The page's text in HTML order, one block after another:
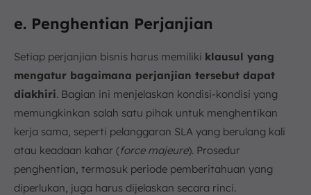
e. Penghentian Perjanjian
Setiap perjanjian bisnis harus memiliki klausul yang
mengatur bagaimana perjanjian tersebut dapat
diakhiri. Bagian ini menjelaskan kondisi-kondisi yang
memungkinkan salah satu pihak untuk menghentikan
kerja sama, seperti pelanggaran SLA yang berulang kali
atau keadaan kahar (force majeure). Prosedur
penghentian, termasuk periode pemberitahuan yang
diperlukan, juga harus dijelaskan secara rinci.